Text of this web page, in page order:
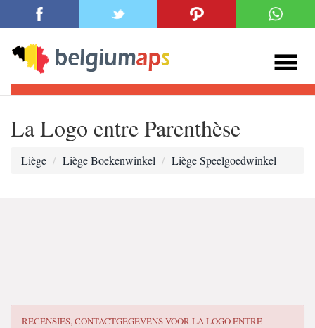
La Logo entre Parenthèse
Liège Liège Boekenwinkel Liège Speelgoedwinkel
RECENSIES, CONTACTGEGEVENS VOORLA LOGO ENTRE